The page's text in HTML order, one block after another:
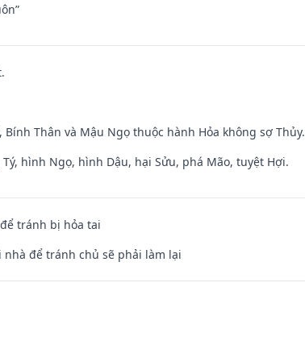
Thân và Mậu Ngọ thuộc hành Hỏa không sợ Thủy.
hình Ngọ, hình Dậu, hại Sửu, phá Mão, tuyệt Hợi.
tránh bị hỏa tai
để tránh chủ sẽ phải làm lại